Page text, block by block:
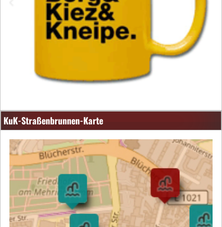
KuK-Straßenbrunnen-Karte